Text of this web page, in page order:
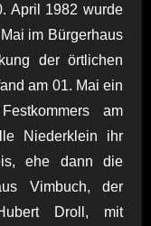
April 1982 wurde
im Bürgerhaus
der örtlichen
am 01. Mai ein
am
Niederklein ihr
ehe dann die
Vimbuch, der
Droll, mit